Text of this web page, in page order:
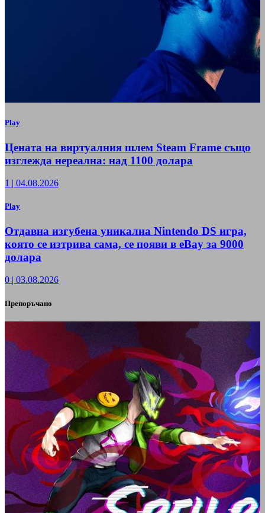
Play
Цената на виртуалния шлем Steam Frame също
изглежда нереална: над 1100 долара
1 | 04.08.2026
Play
Отдавна изгубена уникална Nintendo DS игра,
която се изтрива сама, се появи в eBay за 9000
долара
0 | 03.08.2026
Препоръчано